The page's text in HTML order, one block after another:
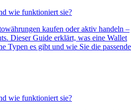
wie funktioniert sie?
kaufen oder aktiv handeln –
Dieser Guide erklärt, was eine Wallet
Typen es gibt und wie Sie die passende
wie funktioniert sie?